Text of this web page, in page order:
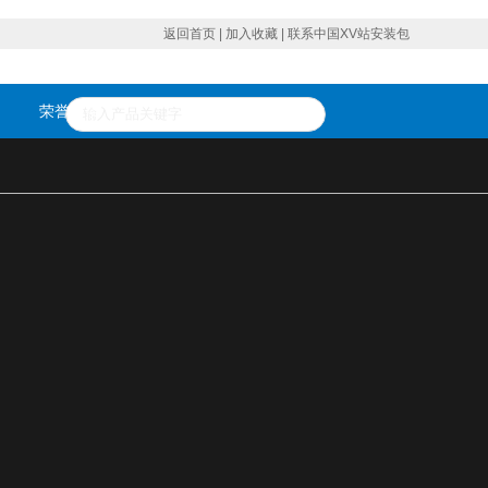
返回首页 加入收藏 联系中国XV站安装包
荣誉资质